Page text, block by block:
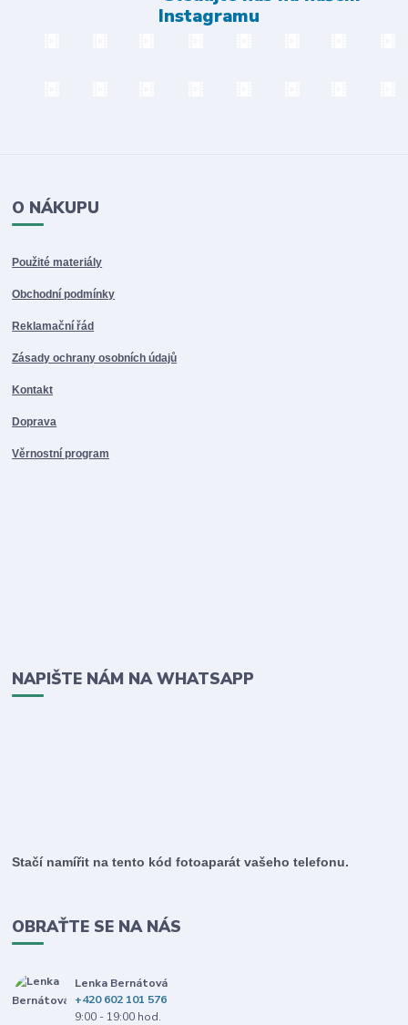
Instagramu
O NÁKUPU
Použité materiály
Obchodní podmínky
Reklamační řád
Zásady ochrany osobních údajů
Kontakt
Doprava
Věrnostní program
NAPIŠTE NÁM NA WHATSAPP
Stačí namířit na tento kód fotoaparát vašeho telefonu.
OBRAŤTE SE NA NÁS
Lenka Bernátová
+420 602 101 576
9:00 - 19:00 hod.